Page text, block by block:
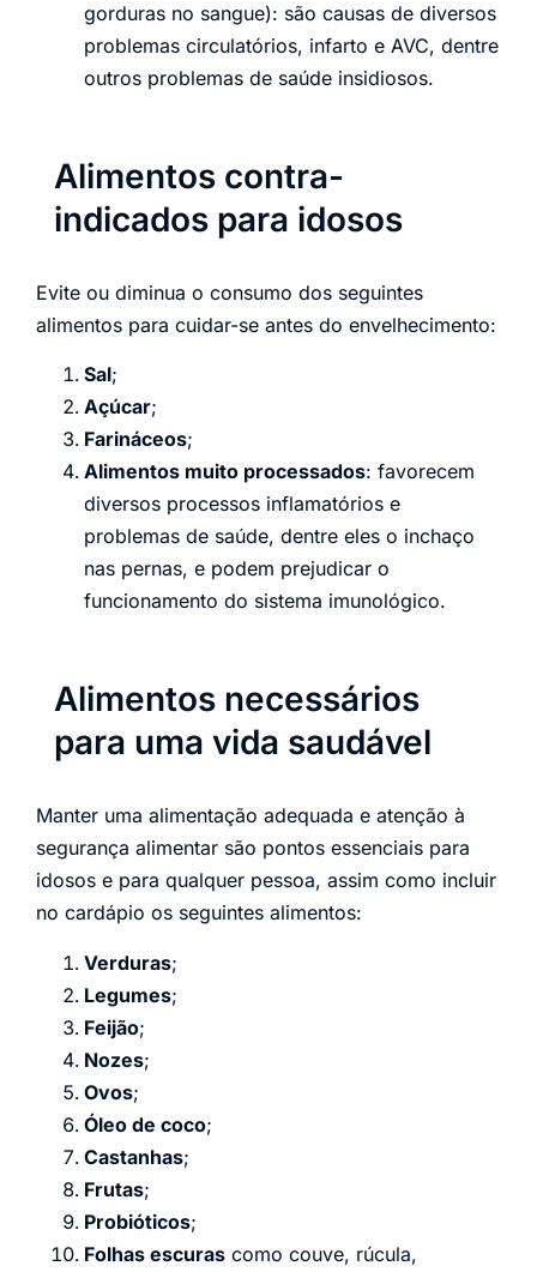
gorduras no sangue): são causas de diversos
problemas circulatórios, infarto e AVC, dentre
outros problemas de saúde insidiosos.
Alimentos contra-
indicados para idosos
Evite ou diminua o consumo dos seguintes
alimentos para cuidar-se antes do envelhecimento:
Sal;
Açúcar;
Farináceos;
Alimentos muito processados: favorecem
diversos processos inflamatórios e
problemas de saúde, dentre eles o inchaço
nas pernas, e podem prejudicar o
funcionamento do sistema imunológico.
Alimentos necessários
para uma vida saudável
Manter uma alimentação adequada e atenção à
segurança alimentar são pontos essenciais para
idosos e para qualquer pessoa, assim como incluir
no cardápio os seguintes alimentos:
Verduras;
Legumes;
Feijão;
Nozes;
Ovos;
Óleo de coco;
Castanhas;
Frutas;
Probióticos;
Folhas escuras como couve, rúcula,